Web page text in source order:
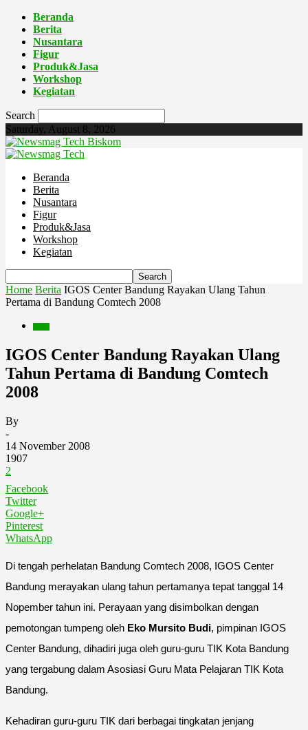
Beranda
Berita
Nusantara
Figur
Produk&Jasa
Workshop
Kegiatan
Search
Saturday, August 8, 2026
Biskom
Beranda
Berita
Nusantara
Figur
Produk&Jasa
Workshop
Kegiatan
Home Berita IGOS Center Bandung Rayakan Ulang Tahun
Pertama di Bandung Comtech 2008
IGOS Center Bandung Rayakan Ulang
Tahun Pertama di Bandung Comtech
2008
By
-
14 November 2008
1907
2
Facebook
Twitter
Google+
Pinterest
WhatsApp
Di tengah perhelatan Bandung Comtech 2008, IGOS Center
Bandung merayakan ulang tahun pertamanya tepat tanggal 14
Nopember tahun ini. Perayaan yang disimbolkan dengan
pemotongan tumpeng oleh Eko Mursito Budi, pimpinan IGOS
Center Bandung, dihadiri juga oleh guru-guru TIK Kota Bandung
yang tergabung dalam Asosiasi Guru Mata Pelajaran TIK Kota
Bandung.
Kehadiran guru-guru TIK dari berbagai tingkatan jenjang